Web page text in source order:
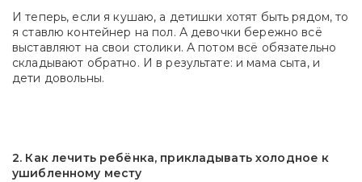
И теперь, если я кушаю, а детишки хотят быть рядом, то
я ставлю контейнер на пол. А девочки бережно всё
выставляют на свои столики. А потом всё обязательно
складывают обратно. И в результате: и мама сыта, и
дети довольны.
2. Как лечить ребёнка, прикладывать холодное к
ушибленному месту